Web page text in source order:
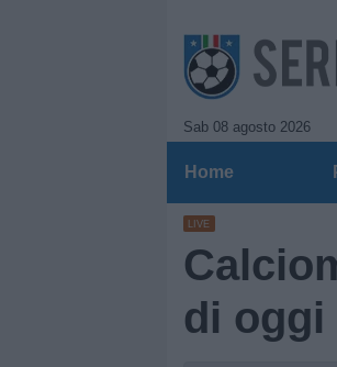
Sab 08 agosto 2026
Home
LIVE
di oggi